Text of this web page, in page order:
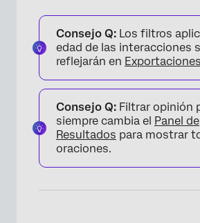
Consejo Q: Los filtros
edad de las interacciones
reflejarán en Exportaciones
Consejo Q: Filtrar opinión
siempre cambia el Panel de
Resultados para mostrar
oraciones.